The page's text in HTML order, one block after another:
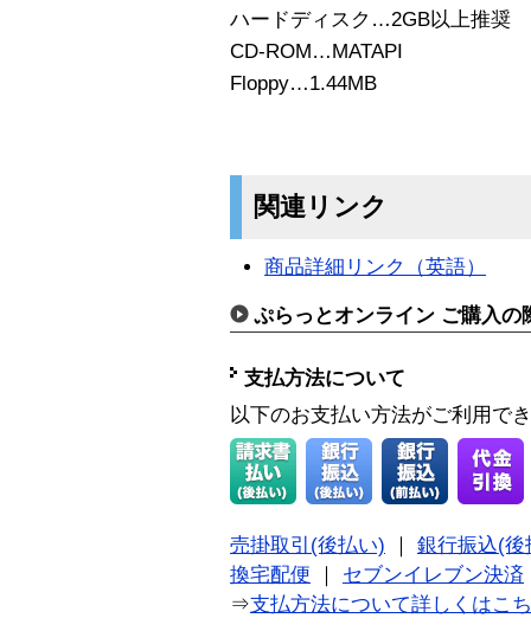
ハードディスク…2GB以上推奨
CD-ROM…MATAPI
Floppy…1.44MB
関連リンク
商品詳細リンク（英語）
ぷらっとオンライン ご購入の
支払方法について
以下のお支払い方法がご利用で
売掛取引(後払い)
銀行振込(後
換宅配便
セブンイレブン決済
⇒支払方法について詳しくはこ